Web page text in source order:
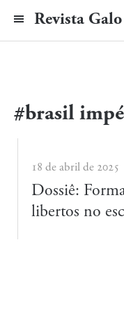
Revista Galo
#brasil
18 de abril de 2025
Dossiê:
libertos no